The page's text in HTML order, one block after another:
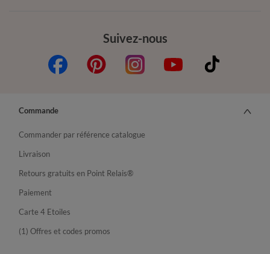
Suivez-nous
Commande
Commander par référence catalogue
Livraison
Retours gratuits en Point Relais®
Paiement
Carte 4 Etoiles
(1) Offres et codes promos